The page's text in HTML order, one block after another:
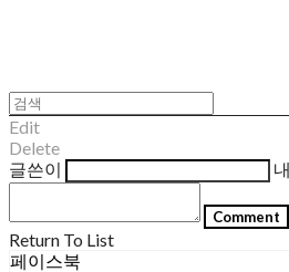
Edit
Delete
글쓴이
Comment
Return To List
페이스북